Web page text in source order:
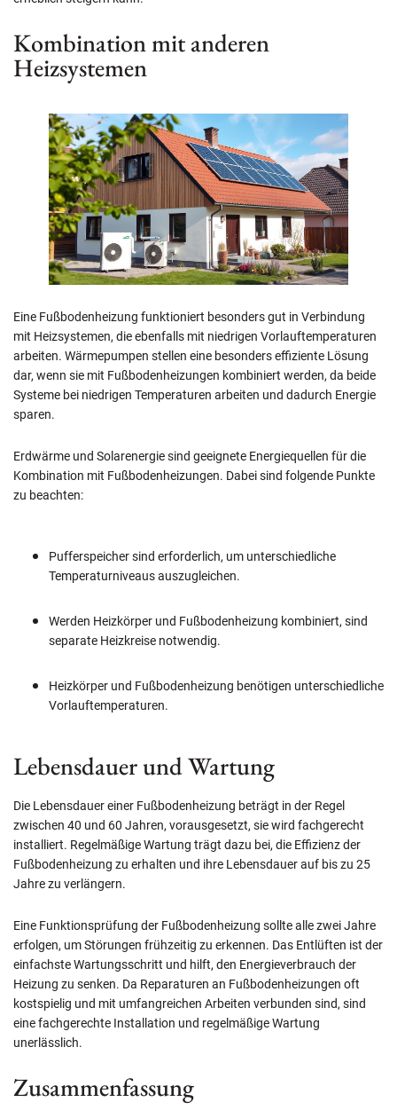
Kombination mit anderen
Heizsystemen
Eine Fußbodenheizung funktioniert besonders gut in Verbindung
mit Heizsystemen, die ebenfalls mit niedrigen Vorlauftemperaturen
arbeiten. Wärmepumpen stellen eine besonders effiziente Lösung
dar, wenn sie mit Fußbodenheizungen kombiniert werden, da beide
Systeme bei niedrigen Temperaturen arbeiten und dadurch Energie
sparen.
Erdwärme und Solarenergie sind geeignete Energiequellen für die
Kombination mit Fußbodenheizungen. Dabei sind folgende Punkte
zu beachten:
Pufferspeicher sind erforderlich, um unterschiedliche
Temperaturniveaus auszugleichen.
Werden Heizkörper und Fußbodenheizung kombiniert, sind
separate Heizkreise notwendig.
Heizkörper und Fußbodenheizung benötigen unterschiedliche
Vorlauftemperaturen.
Lebensdauer und Wartung
Die Lebensdauer einer Fußbodenheizung beträgt in der Regel
zwischen 40 und 60 Jahren, vorausgesetzt, sie wird fachgerecht
installiert. Regelmäßige Wartung trägt dazu bei, die Effizienz der
Fußbodenheizung zu erhalten und ihre Lebensdauer auf bis zu 25
Jahre zu verlängern.
Eine Funktionsprüfung der Fußbodenheizung sollte alle zwei Jahre
erfolgen, um Störungen frühzeitig zu erkennen. Das Entlüften ist der
einfachste Wartungsschritt und hilft, den Energieverbrauch der
Heizung zu senken. Da Reparaturen an Fußbodenheizungen oft
kostspielig und mit umfangreichen Arbeiten verbunden sind, sind
eine fachgerechte Installation und regelmäßige Wartung
unerlässlich.
Zusammenfassung